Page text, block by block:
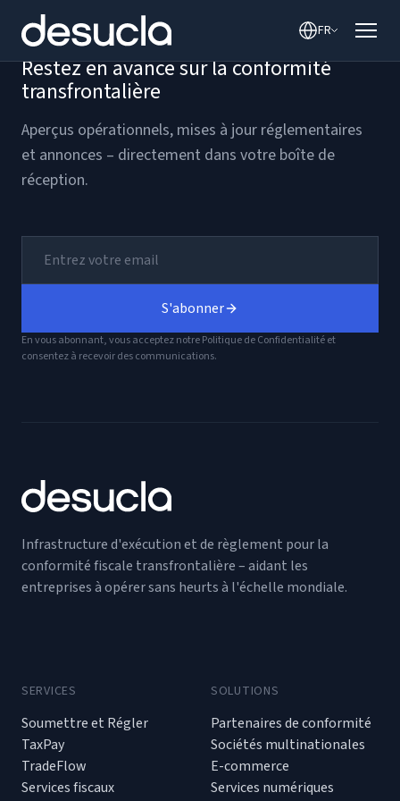
contenu
FR
Restez en avance sur la conformité
transfrontalière
Aperçus opérationnels, mises à jour réglementaires
et annonces – directement dans votre boîte de
réception.
S'abonner
En vous abonnant, vous acceptez notre Politique de Confidentialité et
consentez à recevoir des communications.
Infrastructure d'exécution et de règlement pour la
conformité fiscale transfrontalière – aidant les
entreprises à opérer sans heurts à l'échelle mondiale.
SERVICES
Soumettre et Régler
TaxPay
TradeFlow
Services fiscaux
SOLUTIONS
Partenaires de conformité
Sociétés multinationales
E-commerce
Services numériques